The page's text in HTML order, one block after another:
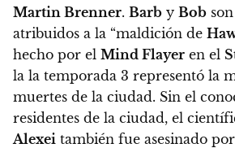
Martin Brenner. Barb y Bob
atribuidos a la “maldición de
hecho por el Mind Flayer en el
la la temporada 3 representó la
muertes de la ciudad. Sin el
residentes de la ciudad, el
Alexei también fue asesinado